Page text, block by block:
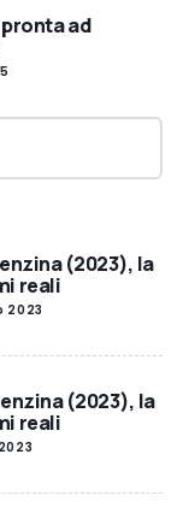
pronta ad
(2023), la
reali
2023
(2023), la
reali